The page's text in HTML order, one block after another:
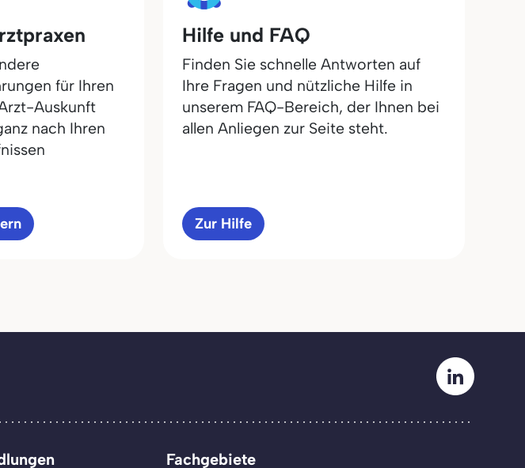
für Ihren
Auskunft
nach Ihren
Hilfe und FAQ
Finden Sie schnelle Antworten auf
Ihre Fragen und nützliche Hilfe in
unserem FAQ-Bereich, der Ihnen bei
allen Anliegen zur Seite steht.
Zur Hilfe
Fachgebiete